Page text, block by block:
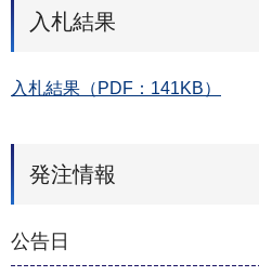
入札結果
入札結果（PDF：141KB）
発注情報
公告日